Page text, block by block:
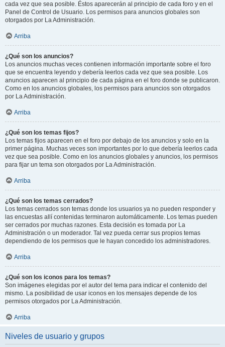
cada vez que sea posible. Éstos aparecerán al principio de cada foro y en el
Panel de Control de Usuario. Los permisos para anuncios globales son
otorgados por La Administración.
Arriba
¿Qué son los anuncios?
Los anuncios muchas veces contienen información importante sobre el foro
que se encuentra leyendo y debería leerlos cada vez que sea posible. Los
anuncios aparecen al principio de cada página en el foro donde se publicaron.
Como en los anuncios globales, los permisos para anuncios son otorgados
por La Administración.
Arriba
¿Qué son los temas fijos?
Los temas fijos aparecen en el foro por debajo de los anuncios y solo en la
primer página. Muchas veces son importantes por lo que debería leerlos cada
vez que sea posible. Como en los anuncios globales y anuncios, los permisos
para fijar un tema son otorgados por La Administración.
Arriba
¿Qué son los temas cerrados?
Los temas cerrados son temas donde los usuarios ya no pueden responder y
las encuestas allí contenidas terminaron automáticamente. Los temas pueden
ser cerrados por muchas razones. Esta decisión es tomada por La
Administración o un moderador. Tal vez pueda cerrar sus propios temas
dependiendo de los permisos que le hayan concedido los administradores.
Arriba
¿Qué son los iconos para los temas?
Son imágenes elegidas por el autor del tema para indicar el contenido del
mismo. La posibilidad de usar iconos en los mensajes depende de los
permisos otorgados por La Administración.
Arriba
Niveles de usuario y grupos